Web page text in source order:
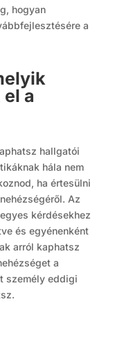
hogyan
a
a
hallgatói
hála nem
ha értesülni
Az
kérdésekhez
és egyénenként
arról kaphatsz
a
személy eddigi